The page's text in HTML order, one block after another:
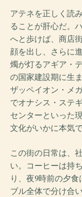
アテネを正しく読
ることが肝心だ。
へと歩けば、商店
顔を出し、さらに
燭が灯るアギア・
の国家建設期に生
ザッペイオン・メ
でオナシス・ステ
センターといった
文化がいかに本気
この街の日常は、
い。コーヒーは持
り、夜9時前の夕
ブル全体で分け合